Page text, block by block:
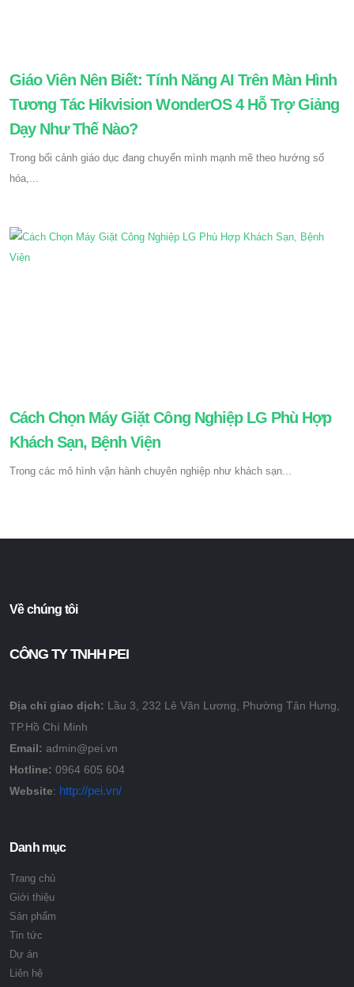
Giáo Viên Nên Biết: Tính Năng AI Trên Màn Hình
Tương Tác Hikvision WonderOS 4 Hỗ Trợ Giảng
Dạy Như Thế Nào?
Trong bối cảnh giáo dục đang chuyển mình mạnh mẽ theo hướng số
hóa,...
Cách Chọn Máy Giặt Công Nghiệp LG Phù Hợp
Khách Sạn, Bệnh Viện
Trong các mô hình vận hành chuyên nghiệp như khách sạn...
Về chúng tôi
CÔNG TY TNHH PEI
Địa chỉ giao dịch: Lầu 3, 232 Lê Văn Lương, Phường Tân Hưng,
TP.Hồ Chí Minh
Email: admin@pei.vn
Hotline: 0964 605 604
Website: http://pei.vn/
Danh mục
Trang chủ
Giới thiệu
Sản phẩm
Tin tức
Dự án
Liên hệ